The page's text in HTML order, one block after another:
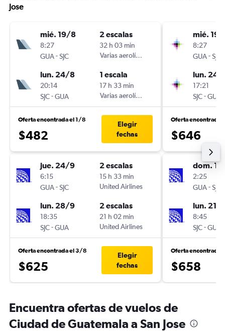
Jose
mié. 19/8
8:27
GUA-SJC
2 escalas
32 h 03 min
Varias aerolíneas
lun. 24/8
20:14
SJC-GUA
1 escala
17 h 33 min
Varias aerolíneas
Oferta encontrada el 1/8
$482
Elegir
fechas
jue. 24/9
6:15
GUA-SJC
2 escalas
15 h 33 min
United Airlines
lun. 28/9
18:35
SJC-GUA
2 escalas
21 h 02 min
United Airlines
Oferta encontrada el 3/8
$625
Elegir
fechas
mié.
8:27
GUA-SJC
lun. 24/
17:21
SJC-GUA
Oferta encontrada
$646
dom.
2:25
GUA-SJC
lun. 21/
8:45
SJC-GUA
Oferta encontrada
$658
Encuentra ofertas de vuelos de
Ciudad de Guatemala a San Jose